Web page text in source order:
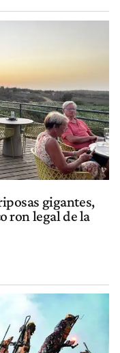
gigantes,
ron legal de la